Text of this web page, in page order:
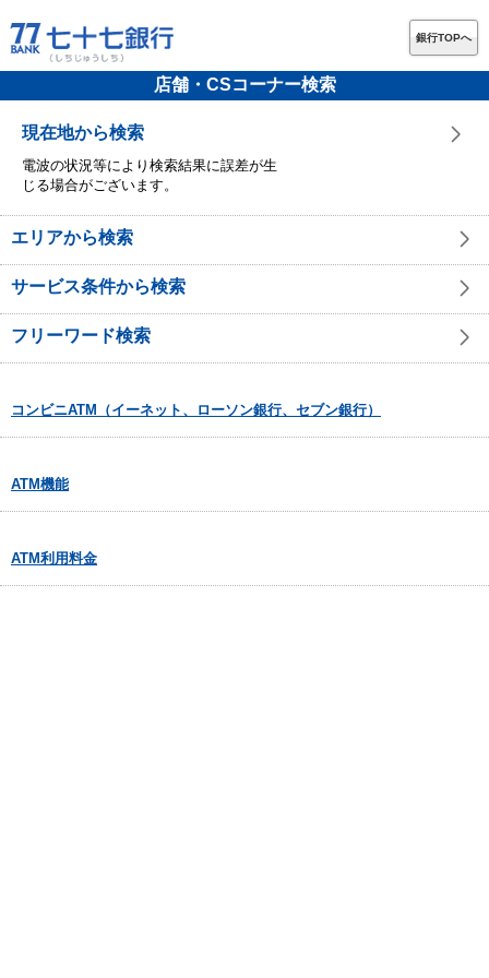
銀行TOPへ
店舗・CSコーナー検索
現在地から検索
電波の状況等により検索結果に誤差が生
じる場合がございます。
エリアから検索
サービス条件から検索
フリーワード検索
コンビニATM（イーネット、ローソン銀行、セブン銀行）
ATM機能
ATM利用料金